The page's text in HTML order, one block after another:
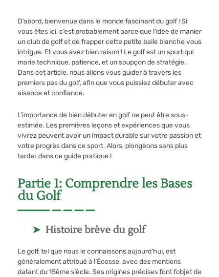
D’abord, bienvenue dans le monde fascinant du golf ! Si
vous êtes ici, c’est probablement parce que l’idée de manier
un club de golf et de frapper cette petite balle blanche vous
intrigue. Et vous avez bien raison ! Le golf est un sport qui
marie technique, patience, et un soupçon de stratégie.
Dans cet article, nous allons vous guider à travers les
premiers pas du golf, afin que vous puissiez débuter avec
aisance et confiance.
L’importance de bien débuter en golf ne peut être sous-
estimée. Les premières leçons et expériences que vous
vivrez peuvent avoir un impact durable sur votre passion et
votre progrès dans ce sport. Alors, plongeons sans plus
tarder dans ce guide pratique !
Partie 1: Comprendre les Bases
du Golf
Histoire brève du golf
Le golf, tel que nous le connaissons aujourd’hui, est
généralement attribué à l’Écosse, avec des mentions
datant du 15ème siècle. Ses origines précises font l’objet de